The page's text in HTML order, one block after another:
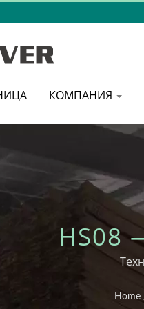
КОМПАНИЯ
HS08
Home